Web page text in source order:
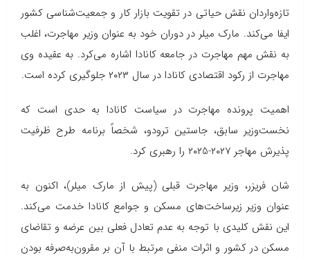
تازه‌واردان نقش حیاتی در تقویت بازار کار و جمعیت‌شناسی کشور
ایفا می‌کند. مارک میلر در دوران خود به عنوان وزیر مهاجرت، اغلب
به نقش مهم مهاجرت در جامعه کانادا اشاره می‌کرد. به عقیده وی
مهاجرت از رکود اقتصادی کانادا در سال ۲۰۲۳ جلوگیری کرده است.
اهمیت پرونده مهاجرت در سیاست کانادا به حدی است که
نخست‌وزیر سابق، جاستین ترودو، شخصاً برنامه طرح ظرفیت
پذیرش مهاجر ۲۰۲7-۲۰۲5 را رهبری کرد.
شان فریزر، وزیر مهاجرت قبلی (پیش از مارک میلر)، اکنون به
عنوان وزیر زیرساخت‌های مسکن و جوامع کانادا خدمت می‌کند.
این نقش کلیدی با توجه به عدم تعادل فعلی بین عرضه و تقاضای
مسکن در کشور و اثرات منفی مرتبط با آن بر مقرون‌به‌صرفه بودن